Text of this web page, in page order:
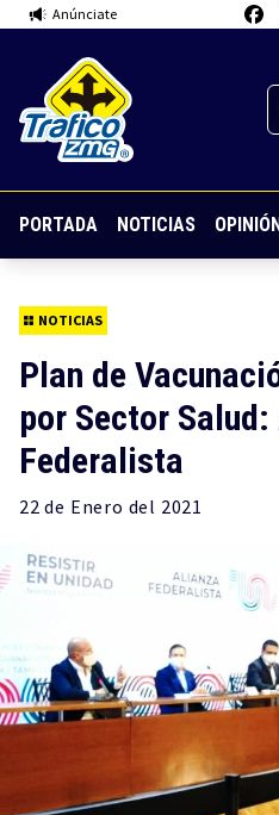
Anúnciate
PORTADA NOTICIAS
NOTICIAS
Plan de
por Sector
Federalista
22 de Enero del 2021